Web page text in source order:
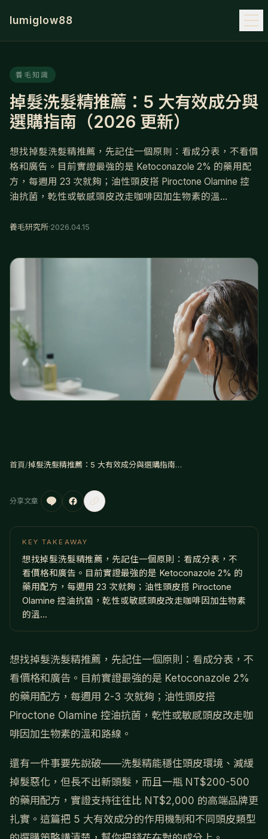
lumiglow88
養毛知識
掉髮洗髮精推薦：5 大有效成分與
選購指南（2026 更新）
想找掉髮洗髮精推薦，先記住一個原則：看成分表，不看價
格和廣告。目前實證最強的是 Ketoconazole 2% 的藥用配
方，每週用 23 次就夠；油性頭皮搭 Piroctone Olamine 控
油抗菌，乾性或敏感頭皮改走咖啡因加生物素的溫...
養毛研究所·2026.04.15
首頁/ 掉髮洗髮精推薦：5 大有效成分與選購指南（2026 更新）
分享文章
KEY TAKEAWAY
想找掉髮洗髮精推薦，先記住一個原則：看成分表，不
看價格和廣告。目前實證最強的是 Ketoconazole 2% 的
藥用配方，每週用 23 次就夠；油性頭皮搭 Piroctone
Olamine 控油抗菌，乾性或敏感頭皮改走咖啡因加生物素
的溫...
想找掉髮洗髮精推薦，先記住一個原則：看成分表，不
看價格和廣告。目前實證最強的是 Ketoconazole 2%
的藥用配方，每週用 2-3 次就夠；油性頭皮搭
Piroctone Olamine 控油抗菌，乾性或敏感頭皮改走咖
啡因加生物素的溫和路線。
還有一件事要先說破——洗髮精能穩住頭皮環境、減緩
掉髮惡化，但長不出新頭髮，而且一瓶 NT$200-500
的藥用配方，實證支持往往比 NT$2,000 的高端品牌更
扎實。這篇把 5 大有效成分的作用機制和不同頭皮類型